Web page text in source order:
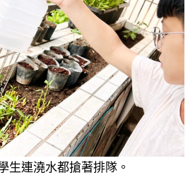
生連澆水都搶著排隊。